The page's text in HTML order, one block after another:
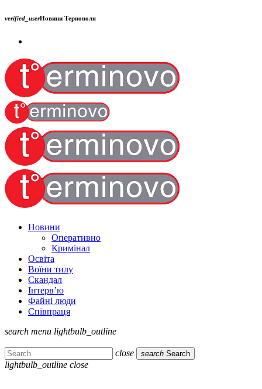
verified_userНовини Тернополя
Новини
Оперативно
Кримінал
Освіта
Воїни тилу
Скандал
Інтерв’ю
Файні люди
Співпраця
search menu lightbulb_outline
close search Search
lightbulb_outline close